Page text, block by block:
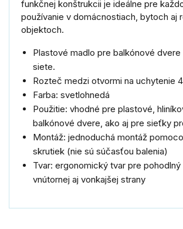
funkčnej konštrukcii je ideálne pre
používanie v domácnostiach, bytoch aj
objektoch.
Plastové madlo pre balkónové dvere
siete.
Rozteč medzi otvormi na uchytenie
Farba: svetlohnedá
Použitie: vhodné pre plastové,
balkónové dvere, ako aj pre sieťky
Montáž: jednoduchá montáž
skrutiek (nie sú súčasťou balenia)
Tvar: ergonomický tvar pre pohodlný
vnútornej aj vonkajšej strany